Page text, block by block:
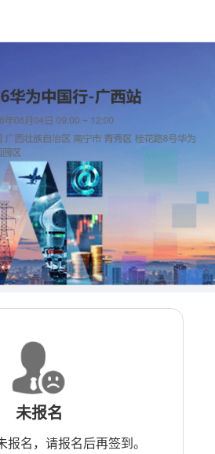
未报名
报名，请报名后再签到。